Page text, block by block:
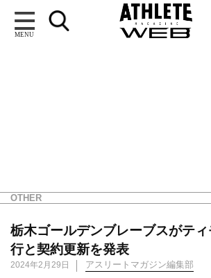
MENU
OTHER
栃木ゴールデンブレーブスがテ
行と契約更新を発表
2024年2月29日 アスリートマガジン編集部